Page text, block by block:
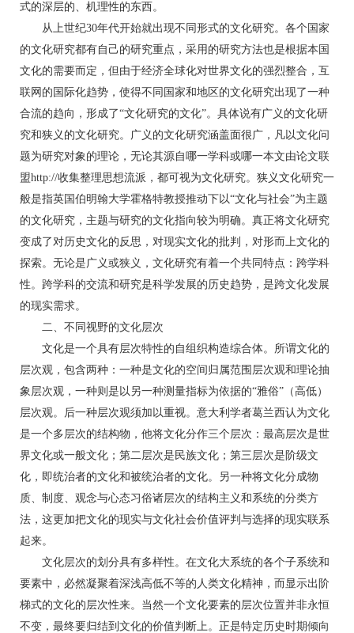
式的深层的、机理性的东西。
从上世纪30年代开始就出现不同形式的文化研究。各个国家
的文化研究都有自己的研究重点，采用的研究方法也是根据本国
文化的需要而定，但由于经济全球化对世界文化的强烈整合，互
联网的国际化趋势，使得不同国家和地区的文化研究出现了一种
合流的趋向，形成了“文化研究的文化”。具体说有广义的文化研
究和狭义的文化研究。广义的文化研究涵盖面很广，凡以文化问
题为研究对象的理论，无论其源自哪一学科或哪一本文由论文联
盟http://收集整理思想流派，都可视为文化研究。狭义文化研究一
般是指英国伯明翰大学霍格特教授推动下以“文化与社会”为主题
的文化研究，主题与研究的文化指向较为明确。真正将文化研究
变成了对历史文化的反思，对现实文化的批判，对形而上文化的
探索。无论是广义或狭义，文化研究有着一个共同特点：跨学科
性。跨学科的交流和研究是科学发展的历史趋势，是跨文化发展
的现实需求。
二、不同视野的文化层次
文化是一个具有层次特性的自组织构造综合体。所谓文化的
层次观，包含两种：一种是文化的空间归属范围层次观和理论抽
象层次观，一种则是以另一种测量指标为依据的“雅俗”（高低）
层次观。后一种层次观须加以重视。意大利学者葛兰西认为文化
是一个多层次的结构物，他将文化分作三个层次：最高层次是世
界文化或一般文化；第二层次是民族文化；第三层次是阶级文
化，即统治者的文化和被统治者的文化。另一种将文化分成物
质、制度、观念与心态习俗诸层次的结构主义和系统的分类方
法，这更加把文化的现实与文化社会价值评判与选择的现实联系
起来。
文化层次的划分具有多样性。在文化大系统的各个子系统和
要素中，必然凝聚着深浅高低不等的人类文化精神，而显示出阶
梯式的文化的层次性来。当然一个文化要素的层次位置并非永恒
不变，最终要归结到文化的价值判断上。正是特定历史时期倾向